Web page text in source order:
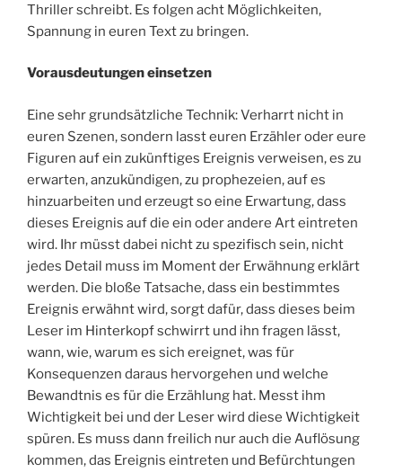
Thriller schreibt. Es folgen acht Möglichkeiten,
Spannung in euren Text zu bringen.
Vorausdeutungen einsetzen
Eine sehr grundsätzliche Technik: Verharrt nicht in
euren Szenen, sondern lasst euren Erzähler oder eure
Figuren auf ein zukünftiges Ereignis verweisen, es zu
erwarten, anzukündigen, zu prophezeien, auf es
hinzuarbeiten und erzeugt so eine Erwartung, dass
dieses Ereignis auf die ein oder andere Art eintreten
wird. Ihr müsst dabei nicht zu spezifisch sein, nicht
jedes Detail muss im Moment der Erwähnung erklärt
werden. Die bloße Tatsache, dass ein bestimmtes
Ereignis erwähnt wird, sorgt dafür, dass dieses beim
Leser im Hinterkopf schwirrt und ihn fragen lässt,
wann, wie, warum es sich ereignet, was für
Konsequenzen daraus hervorgehen und welche
Bewandtnis es für die Erzählung hat. Messt ihm
Wichtigkeit bei und der Leser wird diese Wichtigkeit
spüren. Es muss dann freilich nur auch die Auflösung
kommen, das Ereignis eintreten und Befürchtungen